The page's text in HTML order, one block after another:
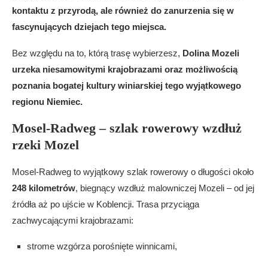
kontaktu z przyrodą, ale również do zanurzenia się w
fascynujących dziejach tego miejsca.
Bez względu na to, którą trasę wybierzesz, Dolina Mozeli
urzeka niesamowitymi krajobrazami oraz możliwością
poznania bogatej kultury winiarskiej tego wyjątkowego
regionu Niemiec.
Mosel-Radweg – szlak rowerowy wzdłuż
rzeki Mozel
Mosel-Radweg to wyjątkowy szlak rowerowy o długości około
248 kilometrów, biegnący wzdłuż malowniczej Mozeli – od jej
źródła aż po ujście w Koblencji. Trasa przyciąga
zachwycającymi krajobrazami:
strome wzgórza porośnięte winnicami,